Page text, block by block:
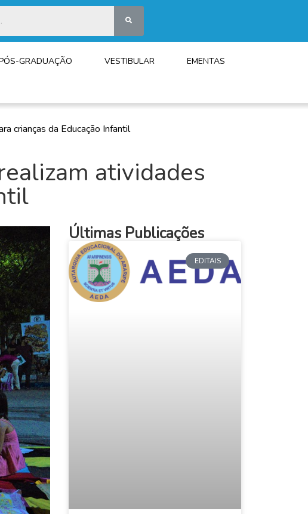
GRADUAÇÃO VESTIBULAR EMENTAS
crianças da Educação Infantil
atividades
Últimas Publicações
EDITAIS